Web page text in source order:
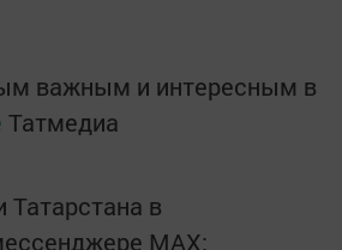
важным и интересным в
Татмедиа
Татарстана в
MАХ: